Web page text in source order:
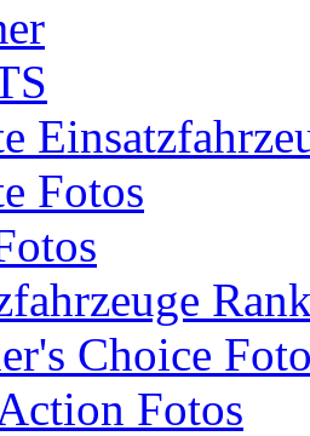
Fotos
Choice
Fotos